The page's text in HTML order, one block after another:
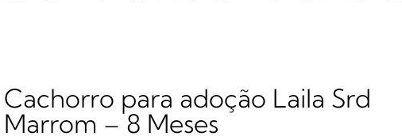
Cachorro para adoção Laila Srd
Marrom – 8 Meses